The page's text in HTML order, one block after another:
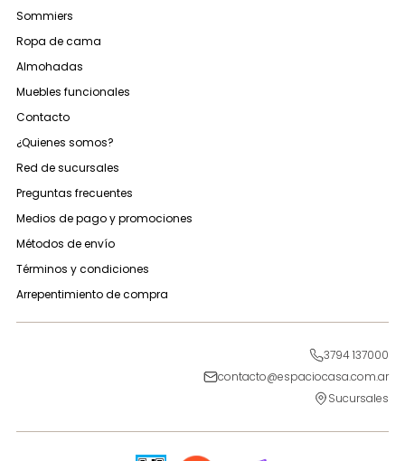
Sommiers
Ropa de cama
Almohadas
Muebles funcionales
Contacto
¿Quienes somos?
Red de sucursales
Preguntas frecuentes
Medios de pago y promociones
Métodos de envío
Términos y condiciones
Arrepentimiento de compra
3794 137000
contacto@espaciocasa.com.ar
Sucursales